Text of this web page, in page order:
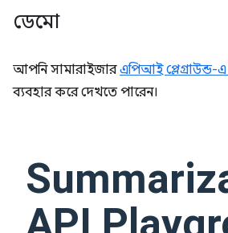
ডেমো
আপনি সামারাইজারএপিআই প্লেগ্রাউন্ড-
ব্যবহার করে দেখতে পারেন।